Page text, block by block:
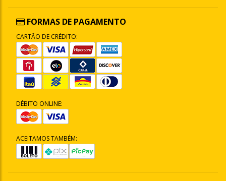
FORMAS DE PAGAMENTO
CARTÃO DE CRÉDITO:
DÉBITO ONLINE:
ACEITAMOS TAMBÉM: